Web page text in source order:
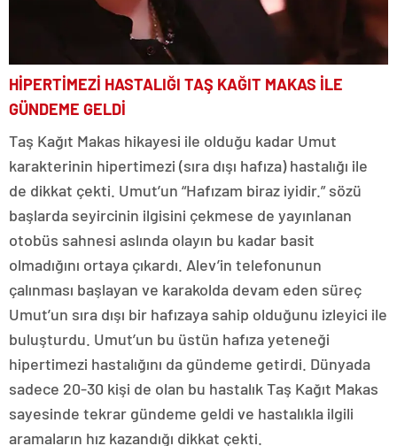
HİPERTİMEZİ HASTALIĞI TAŞ KAĞIT MAKAS İLE
GÜNDEME GELDİ
Taş Kağıt Makas hikayesi ile olduğu kadar Umut
karakterinin hipertimezi (sıra dışı hafıza) hastalığı ile
de dikkat çekti. Umut’un “Hafızam biraz iyidir.” sözü
başlarda seyircinin ilgisini çekmese de yayınlanan
otobüs sahnesi aslında olayın bu kadar basit
olmadığını ortaya çıkardı. Alev’in telefonunun
çalınması başlayan ve karakolda devam eden süreç
Umut’un sıra dışı bir hafızaya sahip olduğunu izleyici ile
buluşturdu. Umut’un bu üstün hafıza yeteneği
hipertimezi hastalığını da gündeme getirdi. Dünyada
sadece 20-30 kişi de olan bu hastalık Taş Kağıt Makas
sayesinde tekrar gündeme geldi ve hastalıkla ilgili
aramaların hız kazandığı dikkat çekti.